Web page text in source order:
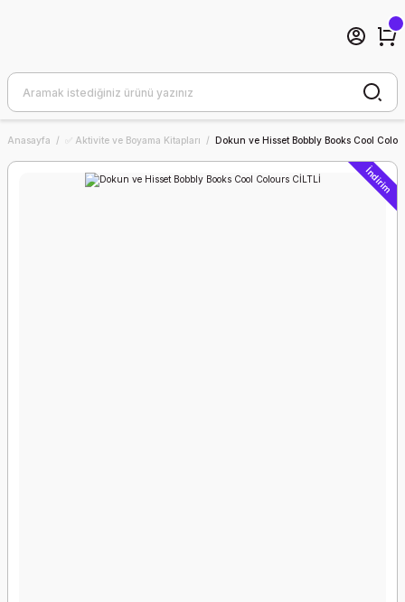
Anasayfa ✅ Aktivite ve Boyama Kitapları Dokun ve Hisset Bobbly Books Cool
İndirim